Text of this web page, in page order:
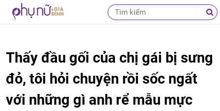
Thấy đầu gối của chị gái bị sưng
đỏ, tôi hỏi chuyện rồi sốc ngất
với những gì anh rể mẫu mực